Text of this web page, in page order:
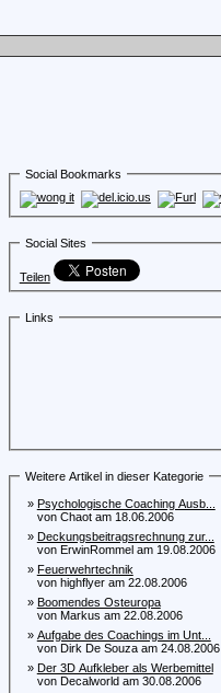
Social Bookmarks
Social Sites
Teilen
Links
Weitere Artikel in dieser Kategorie
» Psychologische Coaching Ausb...
von Chaot am 18.06.2006
» Deckungsbeitragsrechnung zur...
von ErwinRommel am 19.08.2006
» Feuerwehrtechnik
von highflyer am 22.08.2006
» Boomendes Osteuropa
von Markus am 22.08.2006
» Aufgabe des Coachings im Unt...
von Dirk De Souza am 24.08.2006
» Der 3D Aufkleber als Werbemittel
von Decalworld am 30.08.2006